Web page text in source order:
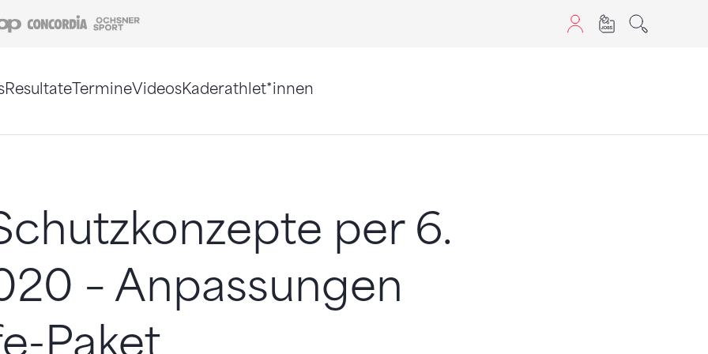
Coop Concordia
ResultateTermineVideosKaderathlet*innen
per 6.
– Anpassungen
Paket